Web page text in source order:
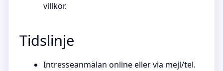
villkor.
Tidslinje
Intresseanmälan online eller via mejl/tel.